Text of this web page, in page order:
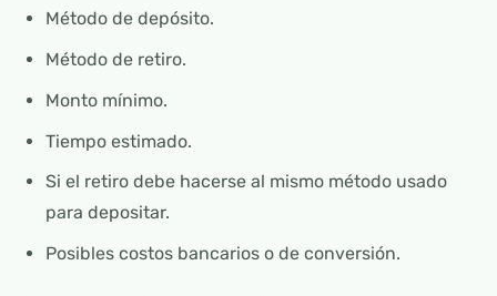
Método de depósito.
Método de retiro.
Monto mínimo.
Tiempo estimado.
Si el retiro debe hacerse al mismo método usado
para depositar.
Posibles costos bancarios o de conversión.